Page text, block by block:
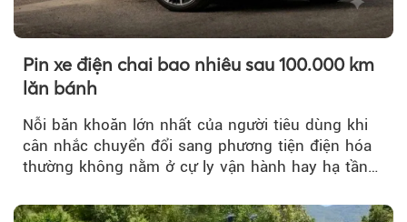
Pin xe điện chai bao nhiêu sau 100.000 km
lăn bánh
Nỗi băn khoăn lớn nhất của người tiêu dùng khi
cân nhắc chuyển đổi sang phương tiện điện hóa
thường không nằm ở cự ly vận hành hay hạ tầng